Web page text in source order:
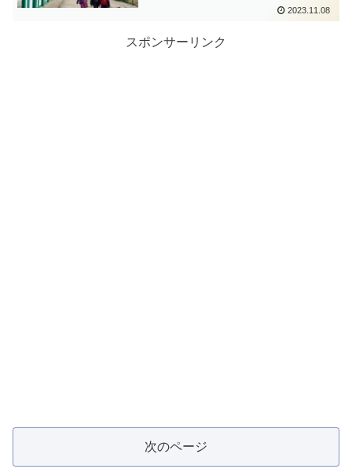
2023.11.08
スポンサーリンク
次のページ